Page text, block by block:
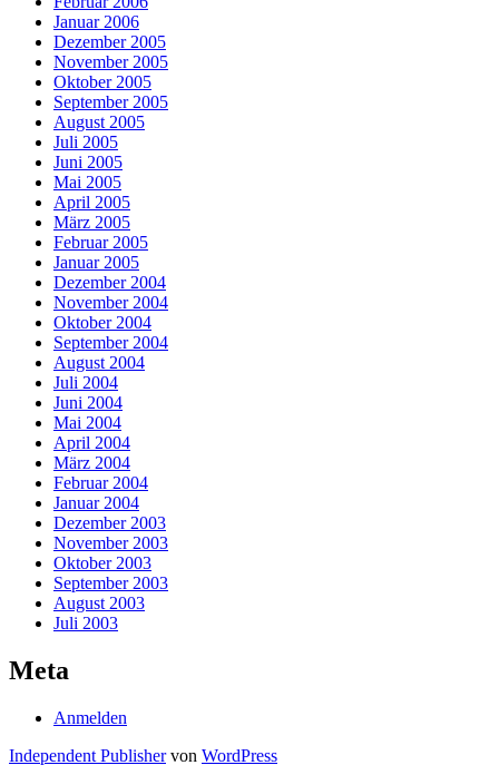
Januar 2006
Dezember 2005
November 2005
Oktober 2005
September 2005
August 2005
Juli 2005
Juni 2005
Mai 2005
April 2005
März 2005
Februar 2005
Januar 2005
Dezember 2004
November 2004
Oktober 2004
September 2004
August 2004
Juli 2004
Juni 2004
Mai 2004
April 2004
März 2004
Februar 2004
Januar 2004
Dezember 2003
November 2003
Oktober 2003
September 2003
August 2003
Juli 2003
Meta
Anmelden
Independent Publishervon WordPress